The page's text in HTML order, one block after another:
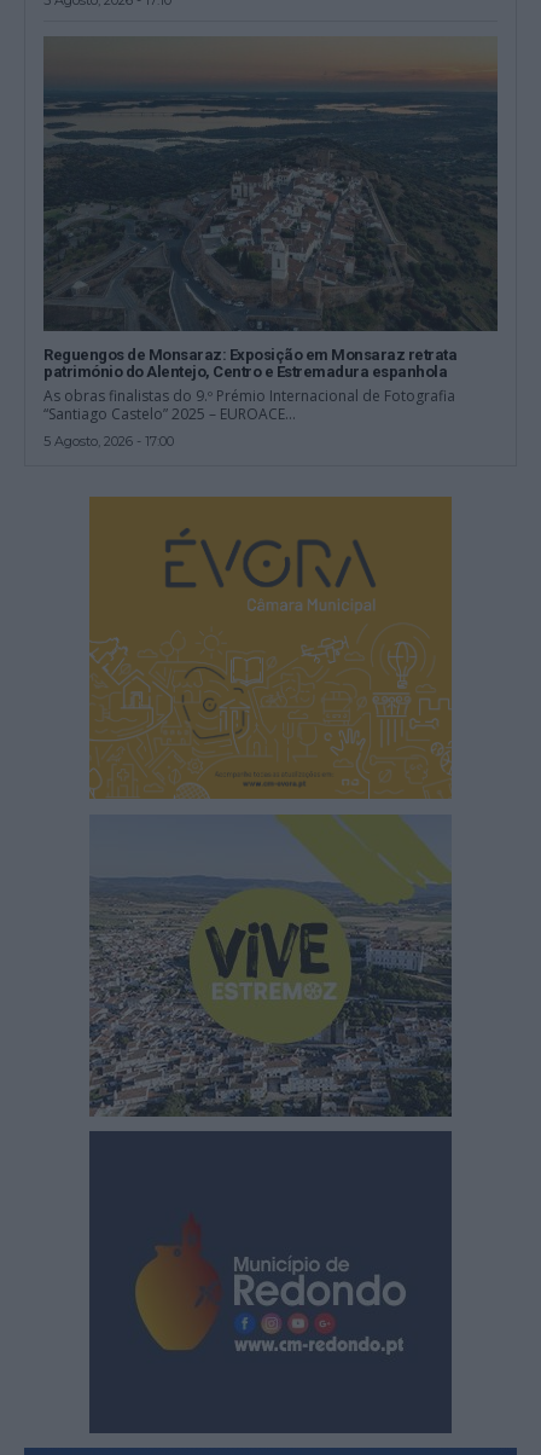
Reguengos de Monsaraz: Exposição em Monsaraz retrata
património do Alentejo, Centro e Estremadura espanhola
As obras finalistas do 9.º Prémio Internacional de Fotografia
“Santiago Castelo” 2025 – EUROACE...
5 Agosto, 2026 - 17:00